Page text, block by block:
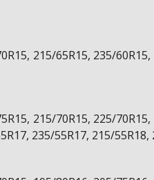
215/65R15, 235/
215/70R15, 225/
235/55R17, 215/